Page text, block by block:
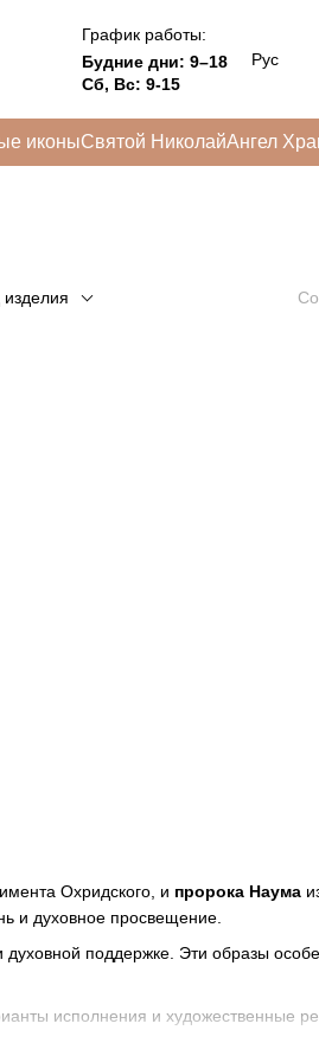
График работы:
Будние дни: 9–18
Сб, Вс: 9-15
Рус
иконыСвятой НиколайАнгел
изделия
Охридского, и пророка Наума
и духовное просвещение.
поддержке. Эти образы
исполнения и художественные